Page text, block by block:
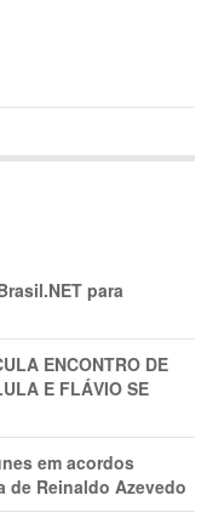
para
ENCONTRO DE
E FLÁVIO SE
em acordos
de Reinaldo Azevedo